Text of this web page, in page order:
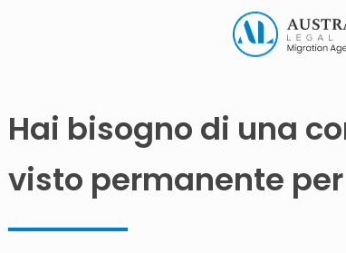
Hai bisogno di una
visto permanente per